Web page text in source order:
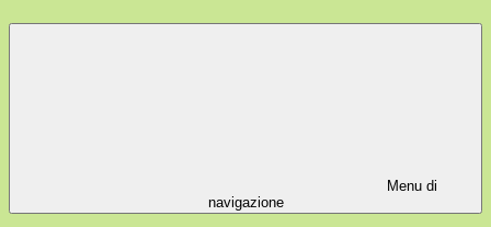
Menu di
navigazione